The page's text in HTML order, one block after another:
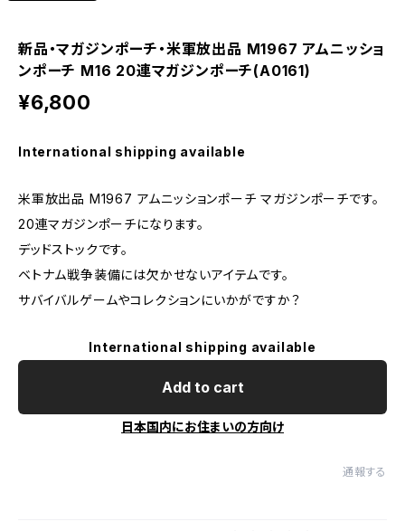
新品・マガジンポーチ・米軍放出品 M1967 アムニッショ
ンポーチ M16 20連マガジンポーチ(A0161)
¥6,800
International shipping available
米軍放出品 M1967 アムニッションポーチ マガジンポーチです。
20連マガジンポーチになります。
デッドストックです。
ベトナム戦争装備には欠かせないアイテムです。
サバイバルゲームやコレクションにいかがですか？
International shipping available
Add to cart
日本国内にお住まいの方向け
通報する